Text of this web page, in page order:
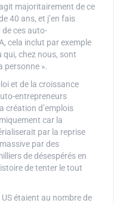
majoritairement de ce
40 ans, et j’en fais
ces auto-
cela inclut par exemple
chez nous, sont
personne ».
et de la croissance
entrepreneurs
création d’emplois
car la
par la reprise
par des
de désespérés en
de tenter le tout
étaient au nombre de